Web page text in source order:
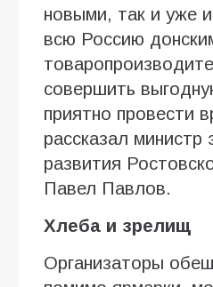
новыми, так и уже
всю Россию
совершить
приятно провести
рассказал министр
развития
Павел Павлов.
Хлеба и зрелищ
Организаторы